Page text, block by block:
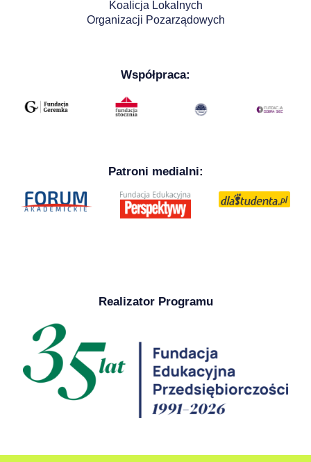
Koalicja Lokalnych
Organizacji Pozarządowych
Współpraca:
Patroni medialni:
Realizator Programu